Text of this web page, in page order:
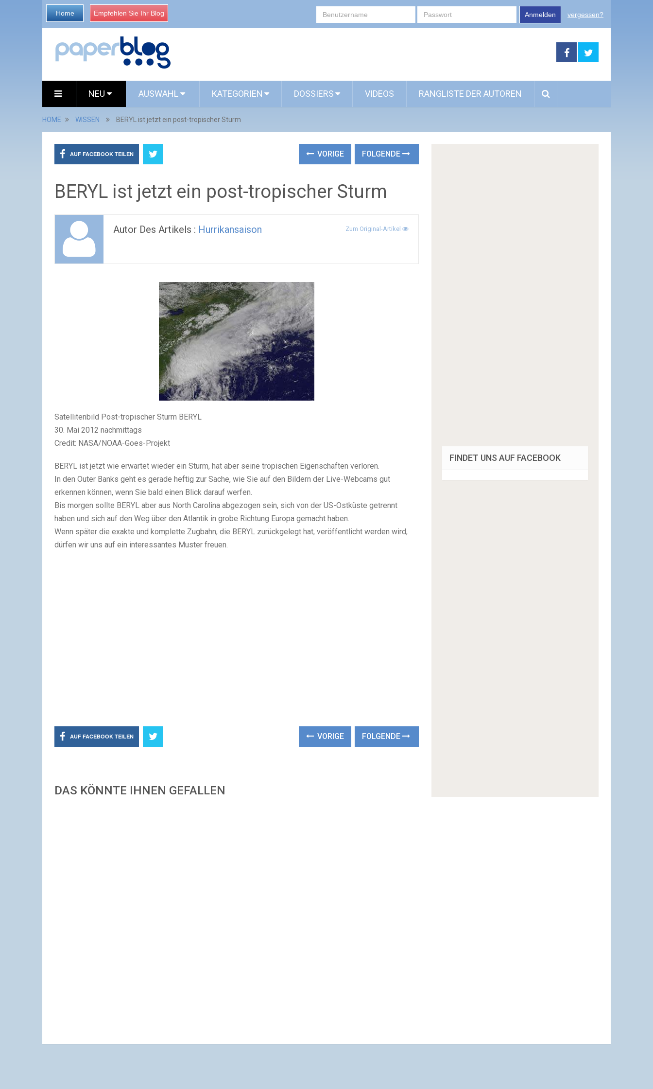
Home Empfehlen Sie Ihr Blog Anmelden vergessen?
NEU AUSWAHL KATEGORIEN DOSSIERS VIDEOS RANGLISTE DER AUTOREN
HOME WISSEN BERYL ist jetzt ein post-tropischer Sturm
AUF FACEBOOK TEILEN VORIGE FOLGENDE
BERYL ist jetzt ein post-tropischer Sturm
Autor Des Artikels : Hurrikansaison Zum Original-Artikel
Satellitenbild Post-tropischer Sturm BERYL
30. Mai 2012 nachmittags
Credit: NASA/NOAA-Goes-Projekt
BERYL ist jetzt wie erwartet wieder ein Sturm, hat aber seine tropischen Eigenschaften verloren.
In den Outer Banks geht es gerade heftig zur Sache, wie Sie auf den Bildern der Live-Webcams gut
erkennen können, wenn Sie bald einen Blick darauf werfen.
Bis morgen sollte BERYL aber aus North Carolina abgezogen sein, sich von der US-Ostküste getrennt
haben und sich auf den Weg über den Atlantik in grobe Richtung Europa gemacht haben.
Wenn später die exakte und komplette Zugbahn, die BERYL zurückgelegt hat, veröffentlicht werden wird,
dürfen wir uns auf ein interessantes Muster freuen.
AUF FACEBOOK TEILEN VORIGE FOLGENDE
DAS KÖNNTE IHNEN GEFALLEN
FINDET UNS AUF FACEBOOK